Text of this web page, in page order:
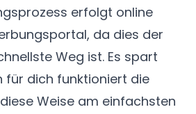
erfolgt online
da dies der
Weg ist. Es spart
für dich funktioniert die
Weise am einfachsten